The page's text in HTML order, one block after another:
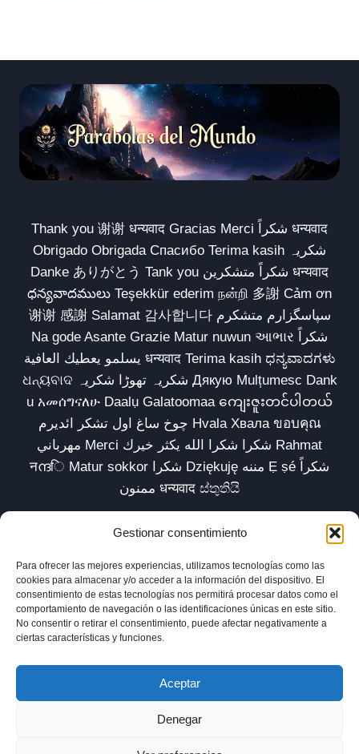
Gestionar consentimiento
Para ofrecer las mejores experiencias, utilizamos tecnologías como las
cookies para almacenar y/o acceder a la información del dispositivo. El
consentimiento de estas tecnologías nos permitirá procesar datos como el
comportamiento de navegación o las identificaciones únicas en este sitio.
No consentir o retirar el consentimiento, puede afectar negativamente a
ciertas características y funciones.
Aceptar
Denegar
Thank you 谢谢 धन्यवाद Gracias Merci شكراً धन्यवाद
Obrigado Obrigada Спасибо Terima kasih شکریہ
Danke ありがとう Tank you شكراً متشكرين धन्यवाद
ధన్యవాదములు Teşekkür ederim நன்றி 多謝 Cảm ơn
谢谢 感謝 Salamat 감사합니다 سپاسگزارم متشکرم
Na gode Asante Grazie Matur nuwun આભાર شكراً
يسلمو يعطيك العافية धन्यवाद Terima kasih ಧನ್ಯವಾದಗಳು
ଧନ୍ୟବାଦ شکریہ تھوڑا شکریہ Дякую Mulțumesc Dank
u አመሰግናለሁ Daalụ Galatoomaa ကျေးဇူးတင်ပါတယ်
چوخ ساغ اول تشکر ائدیرم Hvala Хвала ขอบคุณ
مهرباني Merci شكرا شكرا الله يكثر خيرك Rahmat
नന്ദि Matur sokkor شكرا Dziękuję مننه Ẹ ṣé شكراً
ممنون धन्यवाद ස්තුතියි
Inicio Biblioteca Parábolas TV
Comunidad
Esencia
Blog
Política de privacidad
Aviso legal
Política de cookies (UE)